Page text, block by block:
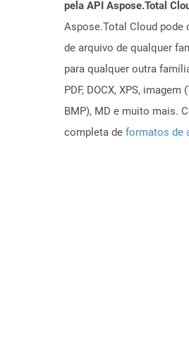
pela API Aspose.Total
Aspose.Total Cloud pode
de arquivo de qualquer
para qualquer outra
PDF, DOCX, XPS, imagem
BMP), MD e muito mais.
completa de formatos de